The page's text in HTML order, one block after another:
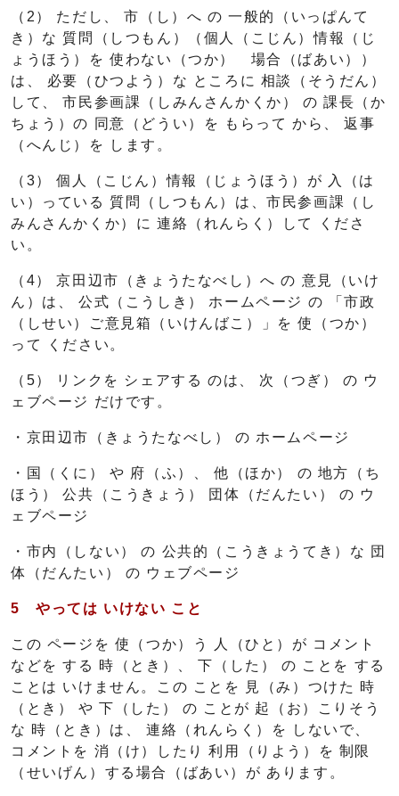
（2） ただし、 市（し）へ の 一般的（いっぱんて
き）な 質問（しつもん）（個人（こじん）情報（じ
ょうほう）を 使わない（つか） 場合（ばあい））
は、 必要（ひつよう）な ところに 相談（そうだん）
して、 市民参画課（しみんさんかくか） の 課長（か
ちょう）の 同意（どうい）を もらって から、 返事
（へんじ）を します。
（3） 個人（こじん）情報（じょうほう）が 入（は
い）っている 質問（しつもん）は、市民参画課（し
みんさんかくか）に 連絡（れんらく）して くださ
い。
（4） 京田辺市（きょうたなべし）へ の 意見（いけ
ん）は、 公式（こうしき） ホームページ の 「市政
（しせい）ご意見箱（いけんばこ）」を 使（つか）
って ください。
（5） リンクを シェアする のは、 次（つぎ） の ウ
ェブページ だけです。
・京田辺市（きょうたなべし） の ホームページ
・国（くに） や 府（ふ）、 他（ほか） の 地方（ち
ほう） 公共（こうきょう） 団体（だんたい） の ウ
ェブページ
・市内（しない） の 公共的（こうきょうてき）な 団
体（だんたい） の ウェブページ
5 やっては いけない こと
この ページを 使（つか）う 人（ひと）が コメント
などを する 時（とき）、 下（した） の ことを する
ことは いけません。この ことを 見（み）つけた 時
（とき） や 下（した） の ことが 起（お）こりそう
な 時（とき）は、 連絡（れんらく）を しないで、
コメントを 消（け）したり 利用（りよう）を 制限
（せいげん）する場合（ばあい）が あります。